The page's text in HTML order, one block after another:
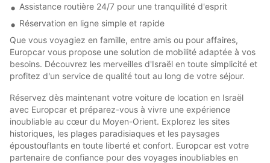
Assistance routière 24/7 pour une tranquillité d'esprit
Réservation en ligne simple et rapide
Que vous voyagiez en famille, entre amis ou pour affaires,
Europcar vous propose une solution de mobilité adaptée à vos
besoins. Découvrez les merveilles d'Israël en toute simplicité et
profitez d'un service de qualité tout au long de votre séjour.
Réservez dès maintenant votre voiture de location en Israël
avec Europcar et préparez-vous à vivre une expérience
inoubliable au cœur du Moyen-Orient. Explorez les sites
historiques, les plages paradisiaques et les paysages
époustouflants en toute liberté et confort. Europcar est votre
partenaire de confiance pour des voyages inoubliables en